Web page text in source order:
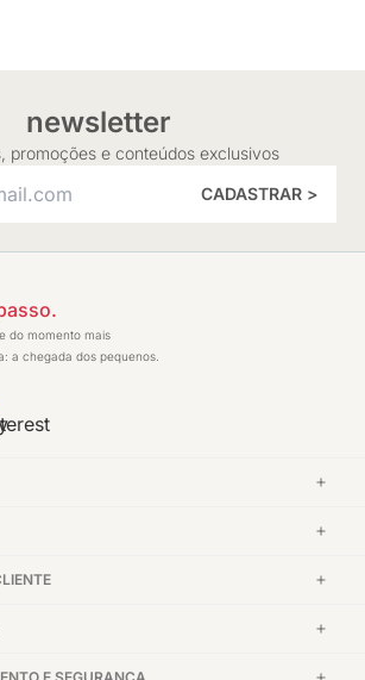
newsletter
promoções e conteúdos exclusivos
CADASTRAR >
do momento mais
a chegada dos pequenos.